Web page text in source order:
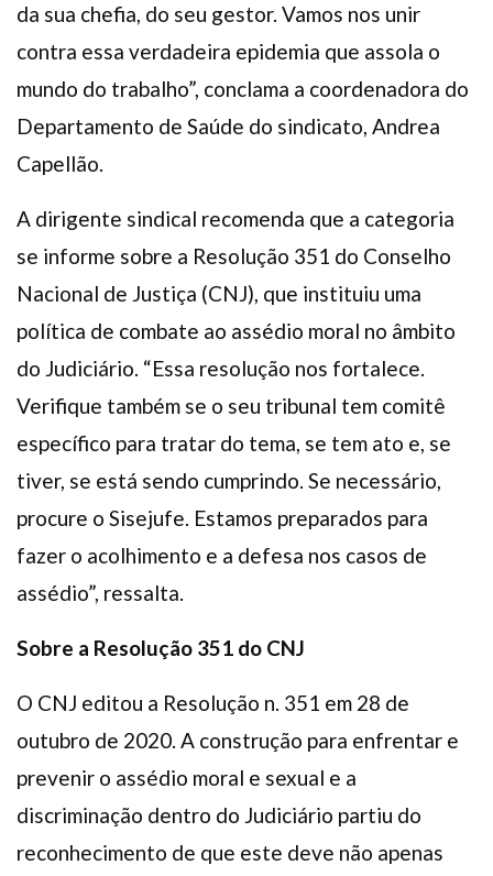
da sua chefia, do seu gestor. Vamos nos unir
contra essa verdadeira epidemia que assola o
mundo do trabalho”, conclama a coordenadora do
Departamento de Saúde do sindicato, Andrea
Capellão.
A dirigente sindical recomenda que a categoria
se informe sobre a Resolução 351 do Conselho
Nacional de Justiça (CNJ), que instituiu uma
política de combate ao assédio moral no âmbito
do Judiciário. “Essa resolução nos fortalece.
Verifique também se o seu tribunal tem comitê
específico para tratar do tema, se tem ato e, se
tiver, se está sendo cumprindo. Se necessário,
procure o Sisejufe. Estamos preparados para
fazer o acolhimento e a defesa nos casos de
assédio”, ressalta.
Sobre a Resolução 351 do CNJ
O CNJ editou a Resolução n. 351 em 28 de
outubro de 2020. A construção para enfrentar e
prevenir o assédio moral e sexual e a
discriminação dentro do Judiciário partiu do
reconhecimento de que este deve não apenas